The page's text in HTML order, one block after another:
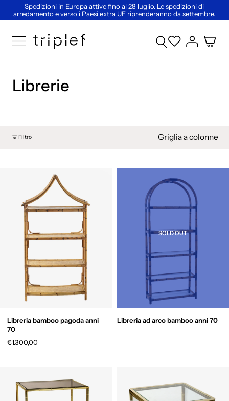
Spedizioni in Europa attive fino al 28 luglio. Le spedizioni di
arredamento e verso i Paesi extra UE riprenderanno da settembre.
Librerie
Filtro Griglia a colonne
Libreria bamboo pagoda anni
70
€1.300,00
SOLD OUT
Libreria ad arco bamboo anni 70